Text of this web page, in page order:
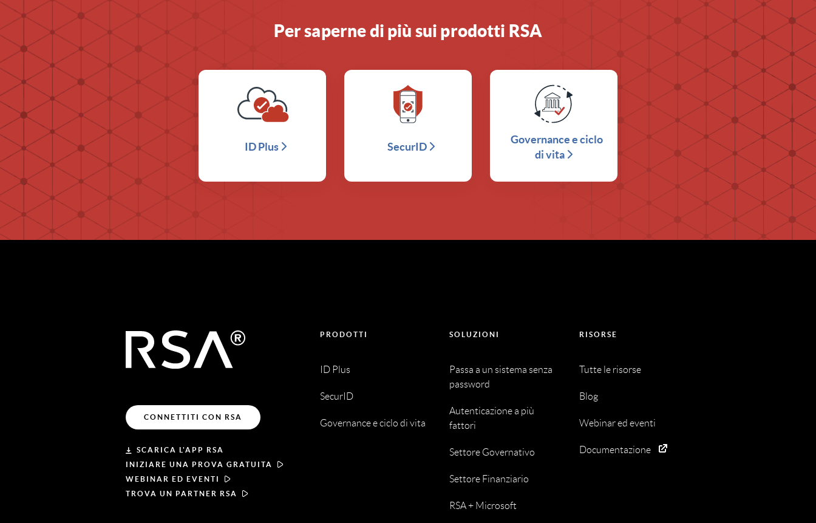
Per saperne di più sui prodotti RSA
ID Plus SecurID
Governance e ciclo
di vita
CONNETTITI CON RSA
SCARICA L'APP RSA
INIZIARE UNA PROVA GRATUITA
WEBINAR ED EVENTI
TROVA UN PARTNER RSA
PRODOTTI
ID Plus
SecurID
Governance e ciclo di vita
SOLUZIONI
Passa a un sistema senza
password
Autenticazione a più
fattori
Settore Governativo
Settore Finanziario
RSA + Microsoft
RISORSE
Tutte le risorse
Blog
Webinar ed eventi
Documentazione